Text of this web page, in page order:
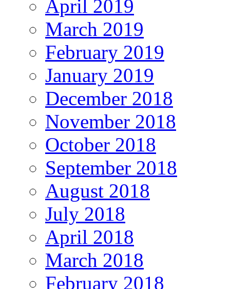
April 2019
March 2019
February 2019
January 2019
December 2018
November 2018
October 2018
September 2018
August 2018
July 2018
April 2018
March 2018
February 2018